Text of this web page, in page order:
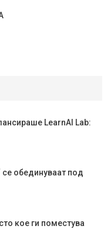
LearnAI Lab:
се обединуваат под
кое ги поместува